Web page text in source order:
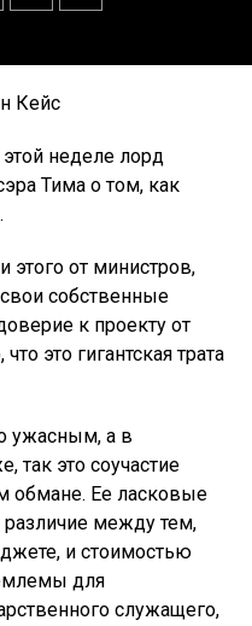
Кейс
неделе лорд
Тима о том, как
от министров,
собственные
к проекту от
это гигантская трата
ужасным, а в
так это соучастие
обмане. Ее ласковые
различие между тем,
и стоимостью
для
служащего,